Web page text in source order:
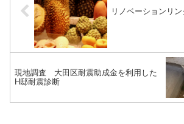
リノベーションリ
現地調査 大田区耐震助成金を利用した
H邸耐震診断